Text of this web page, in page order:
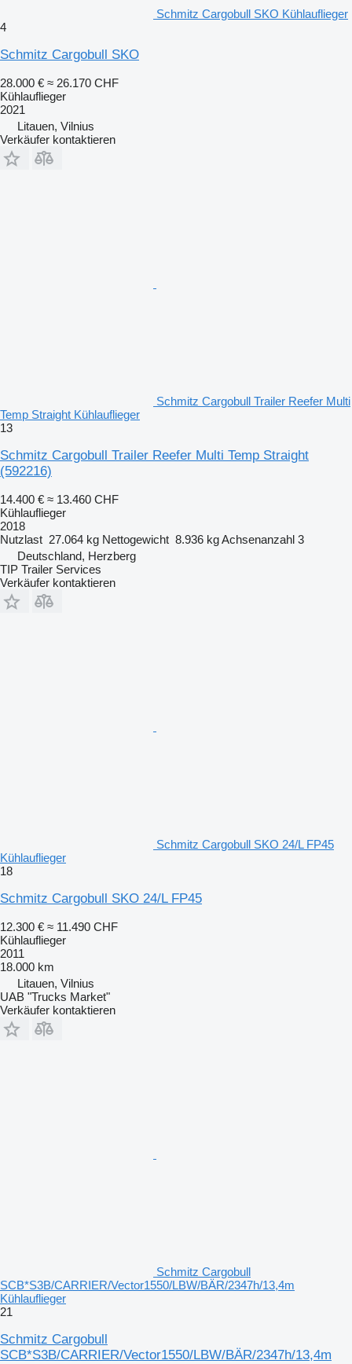
Schmitz Cargobull SKO Kühlauflieger
4
Schmitz Cargobull SKO
28.000 € ≈ 26.170 CHF
Kühlauflieger
2021
Litauen, Vilnius
Verkäufer kontaktieren
Schmitz Cargobull Trailer Reefer Multi
Temp Straight Kühlauflieger
13
Schmitz Cargobull Trailer Reefer Multi Temp Straight
(592216)
14.400 € ≈ 13.460 CHF
Kühlauflieger
2018
Nutzlast 27.064 kg Nettogewicht 8.936 kgAchsenanzahl 3
Deutschland, Herzberg
TIP Trailer Services
Verkäufer kontaktieren
Schmitz Cargobull SKO 24/L FP45
Kühlauflieger
18
Schmitz Cargobull SKO 24/L FP45
12.300 € ≈ 11.490 CHF
Kühlauflieger
2011
18.000 km
Litauen, Vilnius
UAB "Trucks Market"
Verkäufer kontaktieren
Schmitz Cargobull
SCB*S3B/CARRIER/Vector1550/LBW/BÄR/2347h/13,4m
Kühlauflieger
21
Schmitz Cargobull
SCB*S3B/CARRIER/Vector1550/LBW/BÄR/2347h/13,4m